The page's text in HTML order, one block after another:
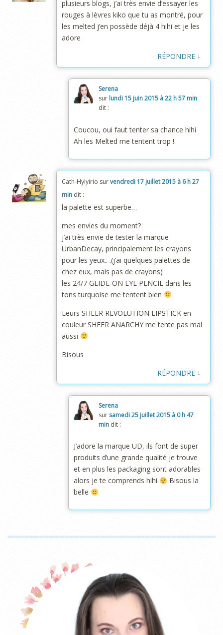
plusieurs blogs, j’ai très envie d’essayer les
rouges à lèvres kiko que tu as montré, pour
les melted j’en possède déjà 4 hihi et je les
adore
RÉPONDRE ↓
Serena
sur lundi 15 juin 2015 à 22 h 57 min
dit :
Coucou, oui faut tenter sa chance hihi
Ah les Melted me tentent trop !
Cath-Hylyirio survendredi 17 juillet 2015 à 6 h 27
min dit :
la palette est superbe…
mes envies du moment?
j’ai très envie de tester la marque
UrbanDecay, principalement les crayons
pour les yeux.. .(j’ai quelques palettes de
chez eux, mais pas de crayons)
les 24/7 GLIDE-ON EYE PENCIL dans les
tons turquoise me tentent bien
Leurs SHEER REVOLUTION LIPSTICK en
couleur SHEER ANARCHY me tente pas mal
aussi
Bisous
RÉPONDRE ↓
Serena
sur samedi 25 juillet 2015 à 0 h 47
min dit :
J’adore la marque UD, ils font de super
produits d’une grande qualité je trouve
et en plus les packaging sont adorables
alors je te comprends hihi
Bisous la
belle